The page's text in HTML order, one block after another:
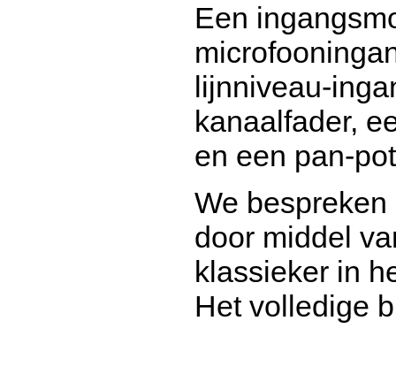
Een
lijnniveau-
kanaalfader,
en een pan-
We
door middel
klassieker in
Het volledige